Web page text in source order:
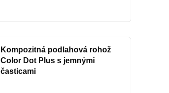
Kompozitná podlahová rohož
Color Dot Plus s jemnými
časticami